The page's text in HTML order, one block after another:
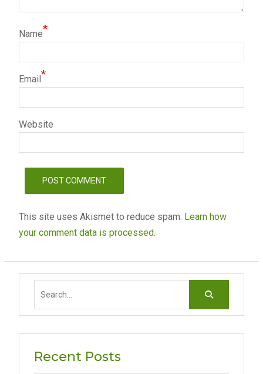
Name*
Email*
Website
This site uses Akismet to reduce spam. Learn how
your comment data is processed.
Recent Posts